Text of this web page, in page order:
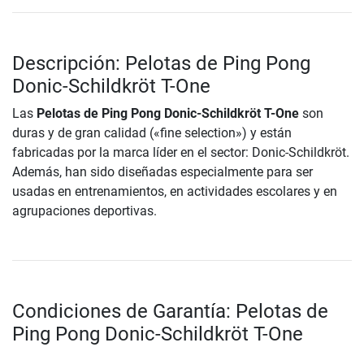
Descripción: Pelotas de Ping Pong
Donic-Schildkröt T-One
Las Pelotas de Ping Pong Donic-Schildkröt T-One son
duras y de gran calidad («fine selection») y están
fabricadas por la marca líder en el sector: Donic-Schildkröt.
Además, han sido diseñadas especialmente para ser
usadas en entrenamientos, en actividades escolares y en
agrupaciones deportivas.
Condiciones de Garantía: Pelotas de
Ping Pong Donic-Schildkröt T-One